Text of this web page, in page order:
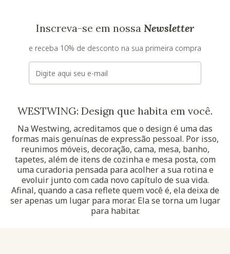
Inscreva-se em nossa Newsletter
e receba 10% de desconto na sua primeira compra
E-mail
WESTWING: Design que habita em você.
Na Westwing, acreditamos que o design é uma das
formas mais genuínas de expressão pessoal. Por isso,
reunimos móveis, decoração, cama, mesa, banho,
tapetes, além de itens de cozinha e mesa posta, com
uma curadoria pensada para acolher a sua rotina e
evoluir junto com cada novo capítulo de sua vida.
Afinal, quando a casa reflete quem você é, ela deixa de
ser apenas um lugar para morar. Ela se torna um lugar
para habitar.